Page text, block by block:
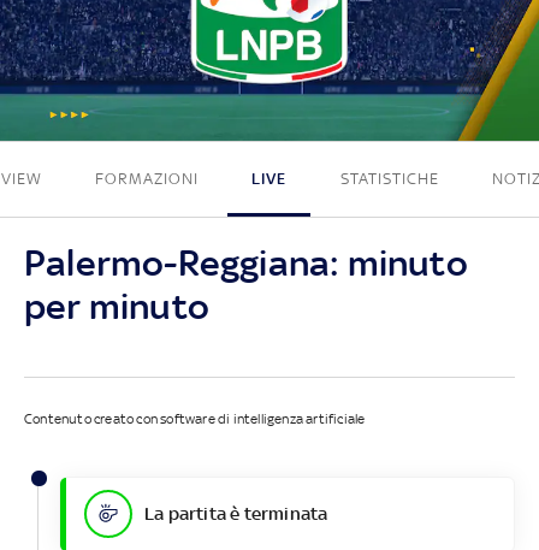
2 - 1
FORMAZIONI LIVE STATISTICHE
Palermo-Reggiana: minuto
per minuto
Contenuto creato con software di intelligenza artificiale
La partita è terminata